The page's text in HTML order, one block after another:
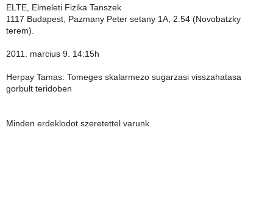
ELTE, Elmeleti Fizika Tanszek
1117 Budapest, Pazmany Peter setany 1A, 2.54 (Novobatzky
terem).
2011. marcius 9. 14:15h
Herpay Tamas: Tomeges skalarmezo sugarzasi visszahatasa
gorbult teridoben
Minden erdeklodot szeretettel varunk.